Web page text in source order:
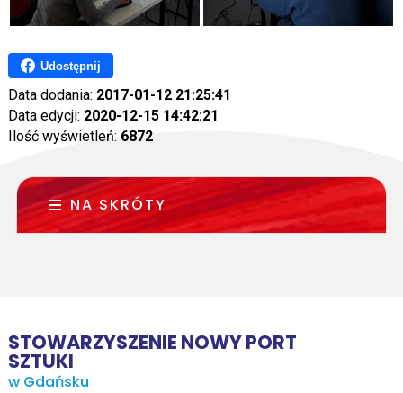
Udostępnij
Data dodania: 2017-01-12 21:25:41
Data edycji: 2020-12-15 14:42:21
Ilość wyświetleń: 6872
NA SKRÓTY
STOWARZYSZENIE NOWY PORT
SZTUKI
w Gdańsku